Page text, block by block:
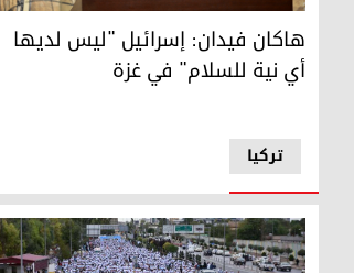
وزير الخارجية التركي هاكان فيدان
ترکیا
هاكان فيدان: إسرائيل "ليس لديها
أي نية للسلام" في غزة